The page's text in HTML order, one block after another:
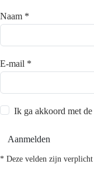
Naam *
E-mail *
Ik ga akkoord met de
Aanmelden
* Deze velden zijn verplicht